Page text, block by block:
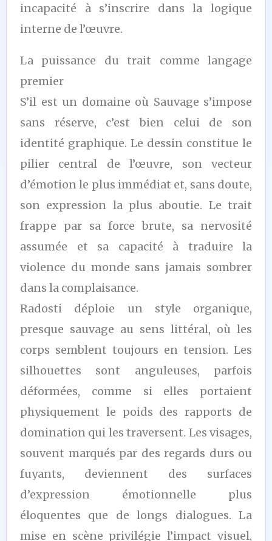
incapacité à s’inscrire dans la logique
interne de l’œuvre.
La puissance du trait comme langage
premier
S’il est un domaine où Sauvage s’impose
sans réserve, c’est bien celui de son
identité graphique. Le dessin constitue le
pilier central de l’œuvre, son vecteur
d’émotion le plus immédiat et, sans doute,
son expression la plus aboutie. Le trait
frappe par sa force brute, sa nervosité
assumée et sa capacité à traduire la
violence du monde sans jamais sombrer
dans la complaisance.
Radosti déploie un style organique,
presque sauvage au sens littéral, où les
corps semblent toujours en tension. Les
silhouettes sont anguleuses, parfois
déformées, comme si elles portaient
physiquement le poids des rapports de
domination qui les traversent. Les visages,
souvent marqués par des regards durs ou
fuyants, deviennent des surfaces
d’expression émotionnelle plus
éloquentes que de longs dialogues. La
mise en scène privilégie l’impact visuel,